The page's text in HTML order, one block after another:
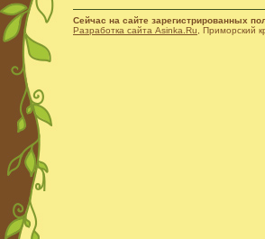
Сейчас на сайте зарегистрированных
Разработка сайта Asinka.Ru , Приморский